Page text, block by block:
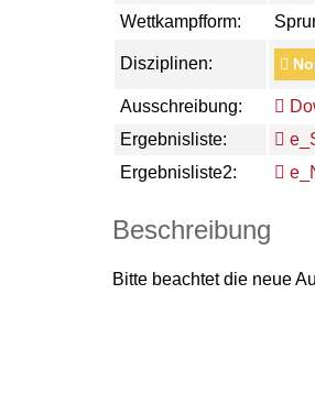
Wettkampfform:
Disziplinen:
Ausschreibung:
Ergebnisliste:
Ergebnisliste2:
Beschreibung
Bitte beachtet die neue